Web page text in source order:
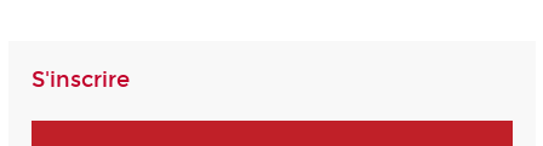
S'inscrire